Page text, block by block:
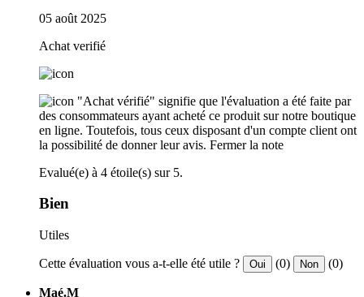
05 août 2025
Achat verifié
"Achat vérifié" signifie que l'évaluation a été faite par
des consommateurs ayant acheté ce produit sur notre boutique
en ligne. Toutefois, tous ceux disposant d'un compte client ont
la possibilité de donner leur avis. Fermer la note
Evalué(e) à 4 étoile(s) sur 5.
Bien
Utiles
Cette évaluation vous a-t-elle été utile ? Oui (0) Non (0)
Maé.M